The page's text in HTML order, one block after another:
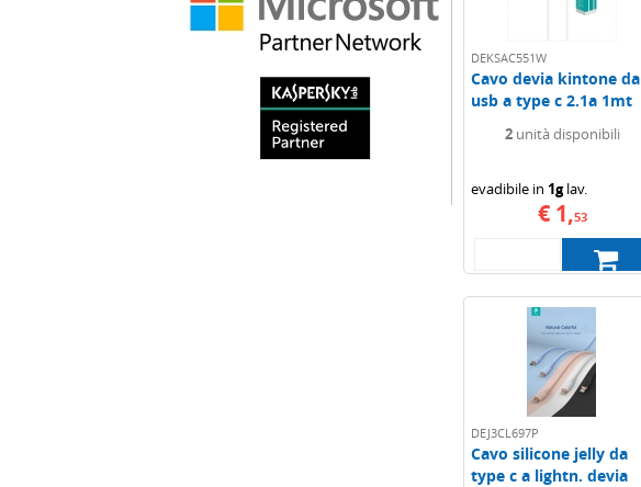
DEKSAC551W
Cavo devia kintone da
usb a type c 2.1a 1mt
2unità disponibili
evadibile in 1glav.
€ 1,53
DEJ3CL697P
Cavo silicone jelly da
type c a lightn. devia